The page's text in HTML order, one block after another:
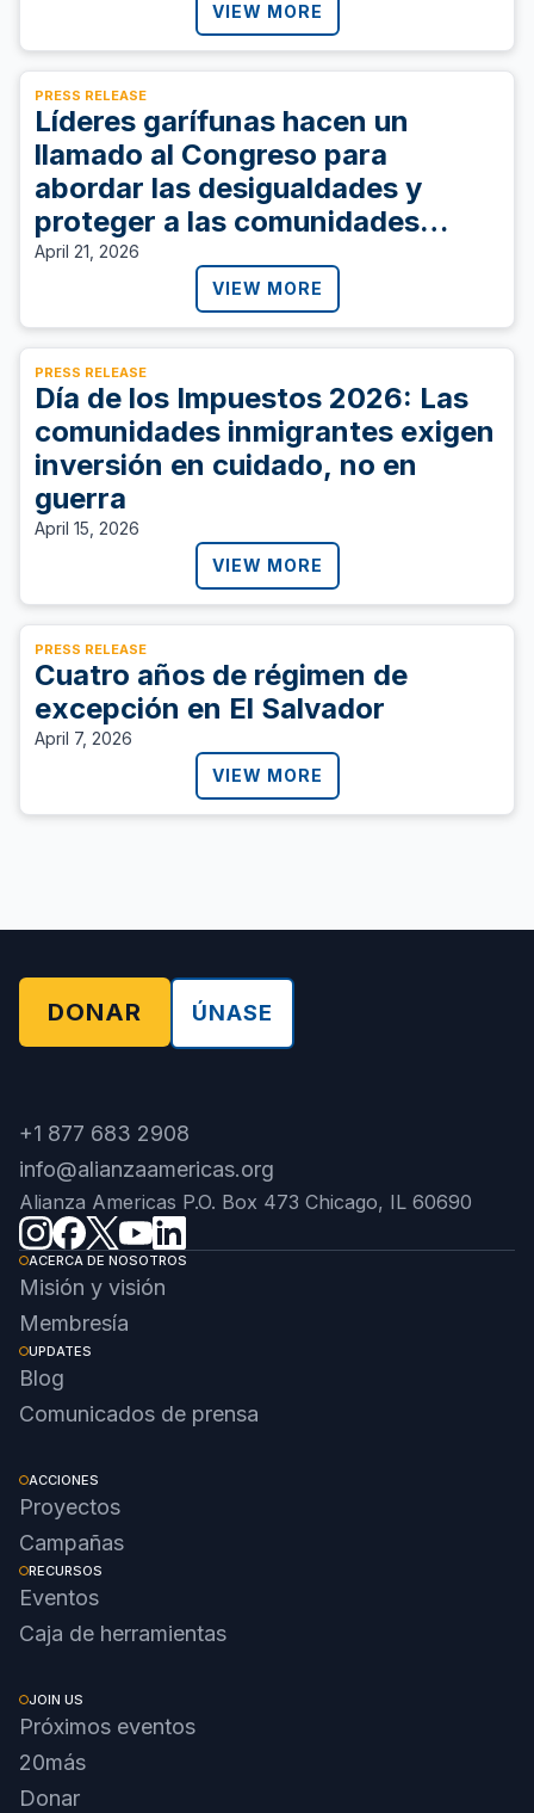
VIEW MORE
PRESS RELEASE
Líderes garífunas hacen un
llamado al Congreso para
abordar las desigualdades y
proteger a las comunidades
inmigrantes
April 21, 2026
VIEW MORE
PRESS RELEASE
Día de los Impuestos 2026: Las
comunidades inmigrantes exigen
inversión en cuidado, no en
guerra
April 15, 2026
VIEW MORE
PRESS RELEASE
Cuatro años de régimen de
excepción en El Salvador
April 7, 2026
VIEW MORE
DONAR ÚNASE
+1 877 683 2908
info@alianzaamericas.org
Alianza Americas P.O. Box 473 Chicago, IL 60690
ACERCA DE NOSOTROS
Misión y visión
Membresía
UPDATES
Blog
Comunicados de prensa
ACCIONES
Proyectos
Campañas
RECURSOS
Eventos
Caja de herramientas
JOIN US
Próximos eventos
20más
Donar